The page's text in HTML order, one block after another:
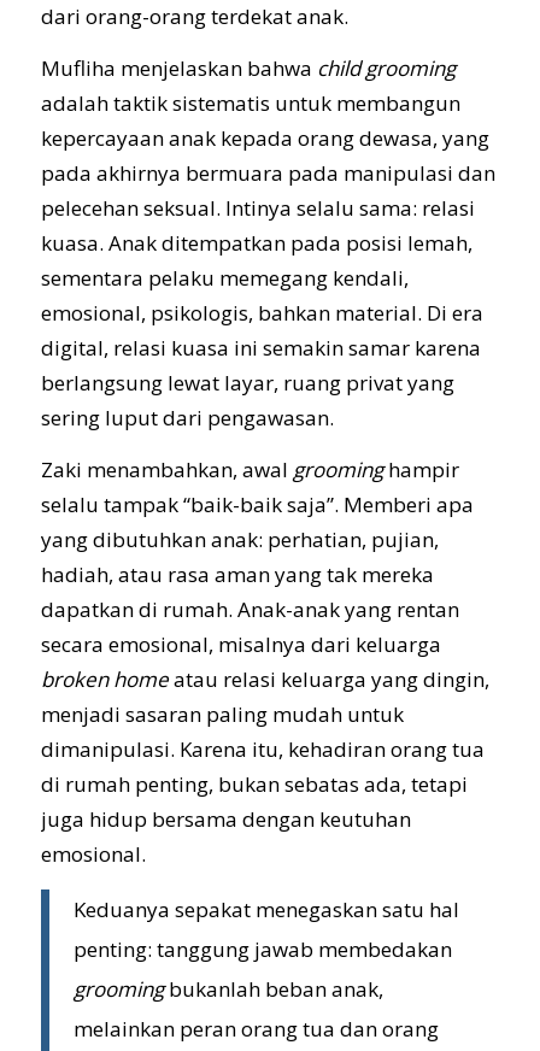
dari orang-orang terdekat anak.
Mufliha menjelaskan bahwa child grooming
adalah taktik sistematis untuk membangun
kepercayaan anak kepada orang dewasa, yang
pada akhirnya bermuara pada manipulasi dan
pelecehan seksual. Intinya selalu sama: relasi
kuasa. Anak ditempatkan pada posisi lemah,
sementara pelaku memegang kendali,
emosional, psikologis, bahkan material. Di era
digital, relasi kuasa ini semakin samar karena
berlangsung lewat layar, ruang privat yang
sering luput dari pengawasan.
Zaki menambahkan, awal groominghampir
selalu tampak “baik-baik saja”. Memberi apa
yang dibutuhkan anak: perhatian, pujian,
hadiah, atau rasa aman yang tak mereka
dapatkan di rumah. Anak-anak yang rentan
secara emosional, misalnya dari keluarga
broken homeatau relasi keluarga yang dingin,
menjadi sasaran paling mudah untuk
dimanipulasi. Karena itu, kehadiran orang tua
di rumah penting, bukan sebatas ada, tetapi
juga hidup bersama dengan keutuhan
emosional.
Keduanya sepakat menegaskan satu hal
penting: tanggung jawab membedakan
groomingbukanlah beban anak,
melainkan peran orang tua dan orang